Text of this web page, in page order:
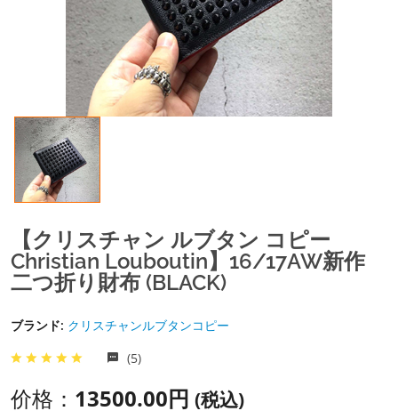
【クリスチャン ルブタン コピー
Christian Louboutin】16/17AW新作
二つ折り財布 (BLACK)
ブランド: クリスチャンルブタンコピー
(5)
价格： 13500.00円 (税込)